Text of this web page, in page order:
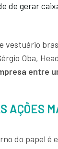
de gerar
Oba,
entre
AÇÕES
do papel é